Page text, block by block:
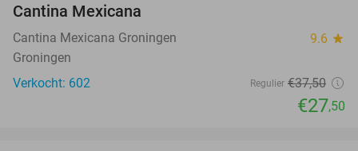
Cantina Mexicana
Cantina Mexicana Groningen 9.6 star
Groningen
Verkocht: 602
Regulier €37,50
€27,50